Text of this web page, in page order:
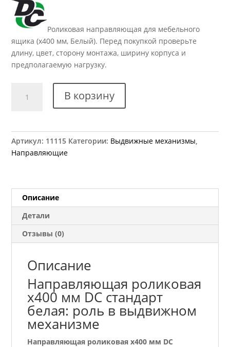
Роликовая направляющая для мебельного
ящика (x400 мм, Белый). Перед покупкой проверьте
длину, цвет, сторону монтажа, ширину корпуса и
предполагаемую нагрузку.
товара
Направляющая
мм
В корзину
Артикул: 11115 Категории: Выдвижные механизмы
Направляющие
Описание
Детали
Отзывы (0)
Описание
Направляющая роликовая
x400 мм DC стандарт
белая: роль в выдвижном
механизме
Направляющая роликовая x400 мм DC